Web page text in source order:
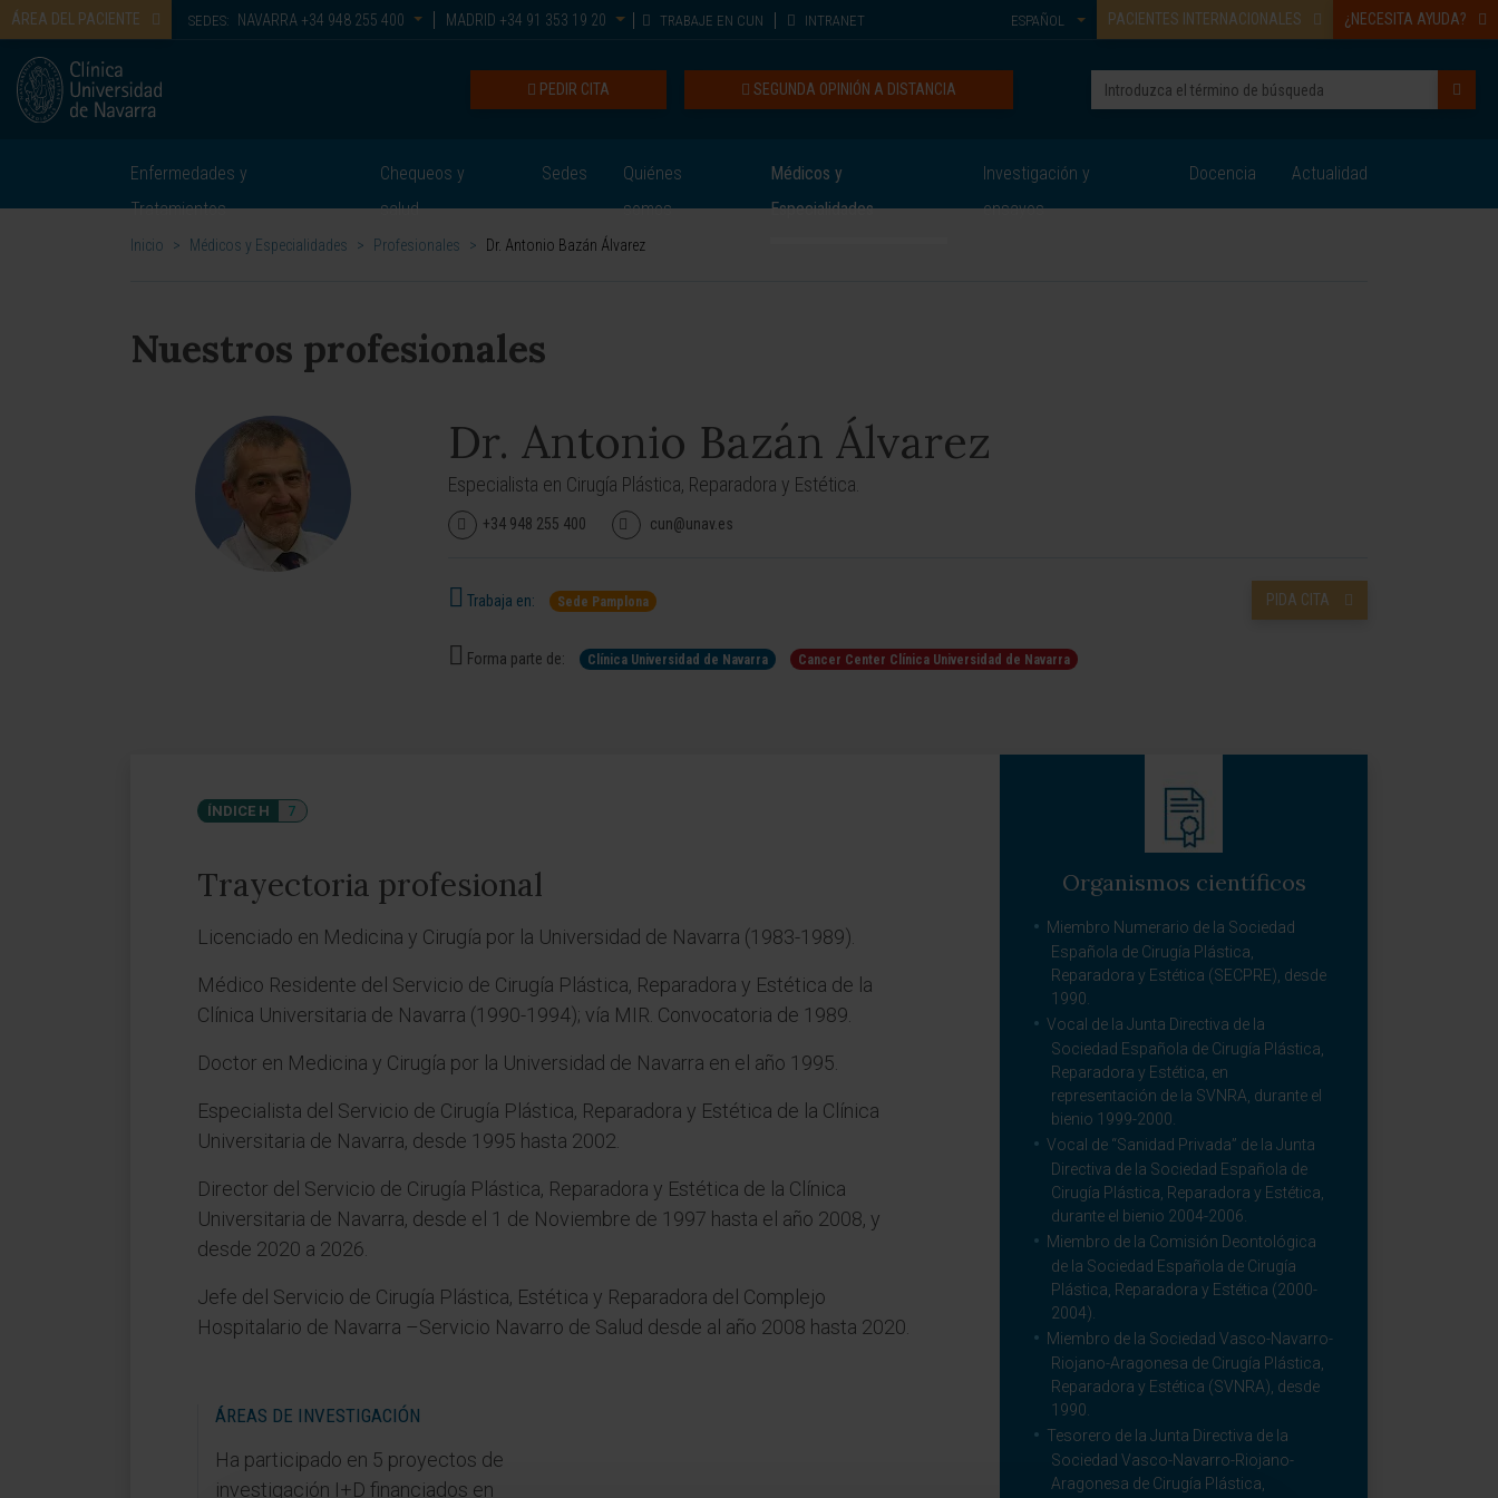
ÁREA DEL PACIENTE SEDES: NAVARRA +34 948 255 400 MADRID +34 91 353 19 20 TRABAJE EN CUN INTRANET PACIENTES INTERNACIONALES ¿NECESITA AYUDA?
ESPAÑOL
SEGUNDA OPINIÓN A DISTANCIA
PEDIR CITA
Enfermedades y
Tratamientos
Chequeos y
salud
Sedes
Quiénes
somos
Médicos y
Especialidades
Investigación y
ensayos
Docencia Actualidad
Inicio > Médicos y Especialidades > Profesionales > Dr. Antonio Bazán Álvarez
Nuestros profesionales
Dr. Antonio Bazán Álvarez
Especialista en Cirugía Plástica, Reparadora y Estética.
+34 948 255 400 cun@unav.es
Trabaja en: Sede Pamplona PIDA CITA
Forma parte de: Clínica Universidad de Navarra Cancer Center Clínica Universidad de Navarra
ÍNDICE H 7
Trayectoria profesional
Licenciado en Medicina y Cirugía por la Universidad de Navarra (1983-1989).
Médico Residente del Servicio de Cirugía Plástica, Reparadora y Estética de la
Clínica Universitaria de Navarra (1990-1994); vía MIR. Convocatoria de 1989.
Doctor en Medicina y Cirugía por la Universidad de Navarra en el año 1995.
Especialista del Servicio de Cirugía Plástica, Reparadora y Estética de la Clínica
Universitaria de Navarra, desde 1995 hasta 2002.
Director del Servicio de Cirugía Plástica, Reparadora y Estética de la Clínica
Universitaria de Navarra, desde el 1 de Noviembre de 1997 hasta el año 2008, y
desde 2020 a 2026.
Jefe del Servicio de Cirugía Plástica, Estética y Reparadora del Complejo
Hospitalario de Navarra –Servicio Navarro de Salud desde al año 2008 hasta 2020.
ÁREAS DE INVESTIGACIÓN
Ha participado en 5 proyectos de
investigación I+D financiados en
Organismos científicos
Miembro Numerario de la Sociedad
Española de Cirugía Plástica,
Reparadora y Estética (SECPRE), desde
1990.
Vocal de la Junta Directiva de la
Sociedad Española de Cirugía Plástica,
Reparadora y Estética, en
representación de la SVNRA, durante el
bienio 1999-2000.
Vocal de “Sanidad Privada” de la Junta
Directiva de la Sociedad Española de
Cirugía Plástica, Reparadora y Estética,
durante el bienio 2004-2006.
Miembro de la Comisión Deontológica
de la Sociedad Española de Cirugía
Plástica, Reparadora y Estética (2000-
2004).
Miembro de la Sociedad Vasco-Navarro-
Riojano-Aragonesa de Cirugía Plástica,
Reparadora y Estética (SVNRA), desde
1990.
Tesorero de la Junta Directiva de la
Sociedad Vasco-Navarro-Riojano-
Aragonesa de Cirugía Plástica,